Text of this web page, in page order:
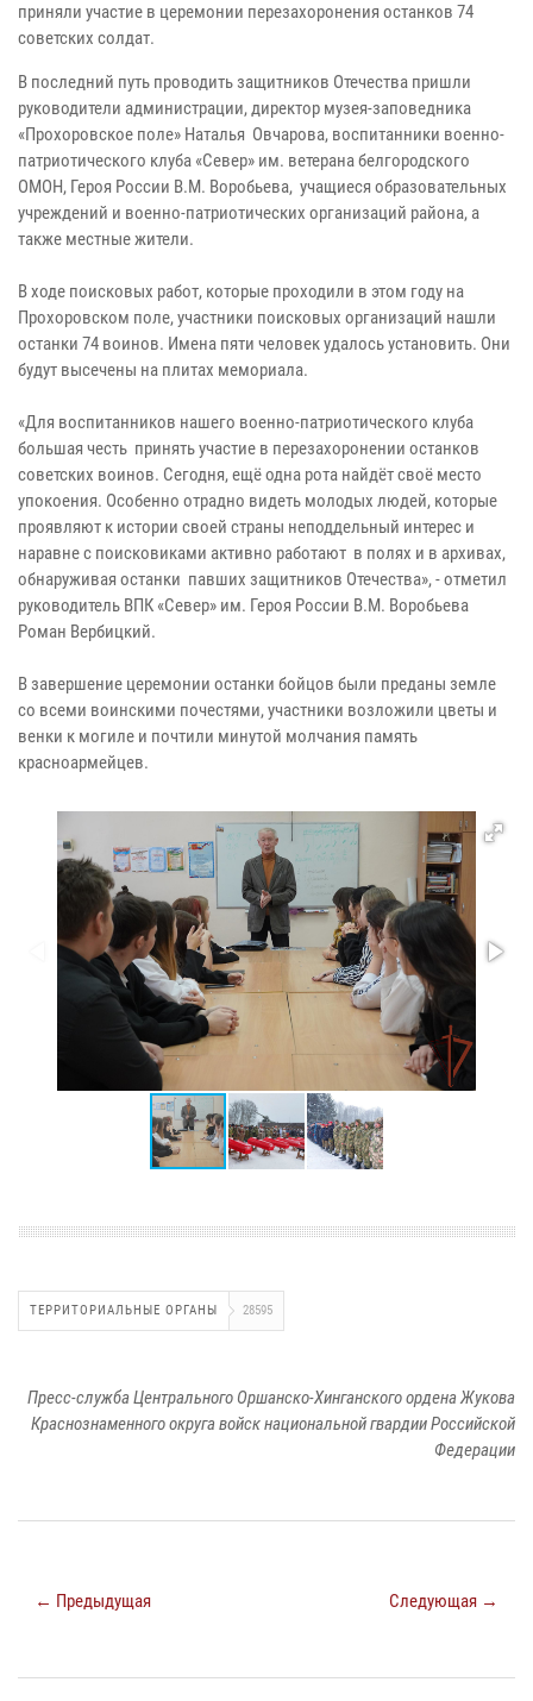
приняли участие в церемонии перезахоронения останков 74
советских солдат.
В последний путь проводить защитников Отечества пришли
руководители администрации, директор музея-заповедника
«Прохоровское поле» Наталья Овчарова, воспитанники военно-
патриотического клуба «Север» им. ветерана белгородского
ОМОН, Героя России В.М. Воробьева, учащиеся образовательных
учреждений и военно-патриотических организаций района, а
также местные жители.
В ходе поисковых работ, которые проходили в этом году на
Прохоровском поле, участники поисковых организаций нашли
останки 74 воинов. Имена пяти человек удалось установить. Они
будут высечены на плитах мемориала.
«Для воспитанников нашего военно-патриотического клуба
большая честь принять участие в перезахоронении останков
советских воинов. Сегодня, ещё одна рота найдёт своё место
упокоения. Особенно отрадно видеть молодых людей, которые
проявляют к истории своей страны неподдельный интерес и
наравне с поисковиками активно работают в полях и в архивах,
обнаруживая останки павших защитников Отечества», - отметил
руководитель ВПК «Север» им. Героя России В.М. Воробьева
Роман Вербицкий.
В завершение церемонии останки бойцов были преданы земле
со всеми воинскими почестями, участники возложили цветы и
венки к могиле и почтили минутой молчания память
красноармейцев.
ТЕРРИТОРИАЛЬНЫЕ ОРГАНЫ 28595
Пресс-служба Центрального Оршанско-Хинганского ордена Жукова
Краснознаменного округа войск национальной гвардии Российской
Федерации
← Предыдущая Следующая →